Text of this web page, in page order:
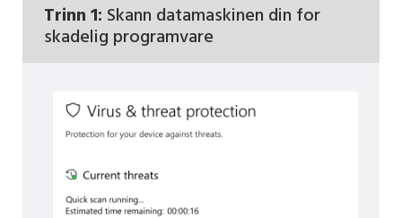
Trinn 1: Skann datamaskinen din for
skadelig programvare